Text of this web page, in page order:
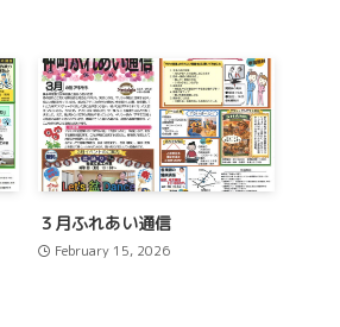
３月ふれあい通信
February 15, 2026